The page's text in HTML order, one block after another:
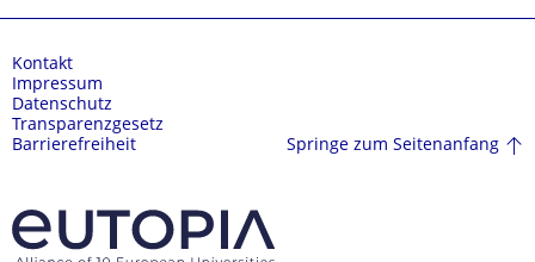
Kontakt
Impressum
Datenschutz
Transparenzgesetz
Barrierefreiheit
Springe zum Seitenanfang